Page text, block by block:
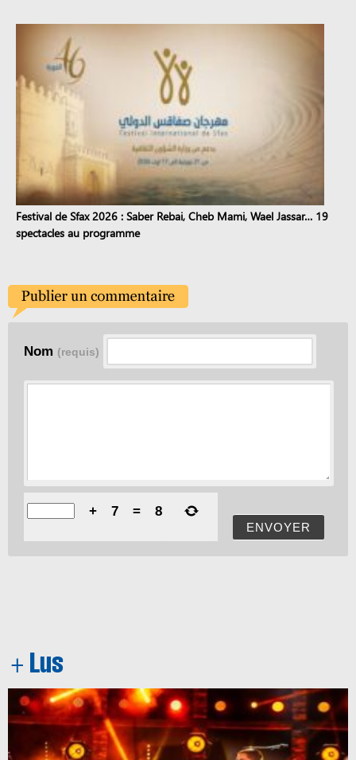
Festival de Sfax 2026 : Saber Rebai, Cheb Mami, Wael Jassar… 19
spectacles au programme
Nom (requis)
ENVOYER
+ 7 = 8